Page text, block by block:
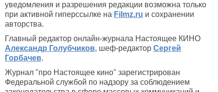
уведомления и разрешения редакции возможна только
при активной гиперссылке на Filmz.ru и сохранении
авторства.
Главный редактор онлайн-журнала Настоящее КИНО
Александр Голубчиков, шеф-редактор Сергей
Горбачев.
Журнал "про Настоящее кино" зарегистрирован
Федеральной службой по надзору за соблюдением